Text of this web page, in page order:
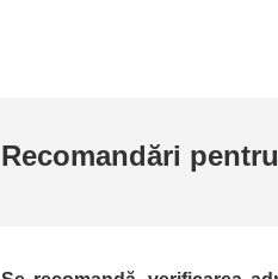
Recomandări